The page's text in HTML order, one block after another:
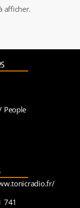
afficher.
People
741